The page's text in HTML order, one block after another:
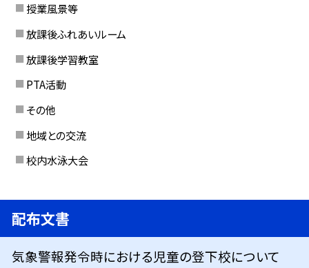
授業風景等
放課後ふれあいルーム
放課後学習教室
PTA活動
その他
地域との交流
校内水泳大会
配布文書
気象警報発令時における児童の登下校について